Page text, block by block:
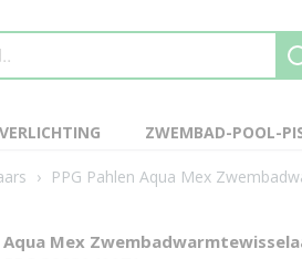
ZWEMBAD-POOL-
› PPG Pahlen Aqua Mex
Aqua Mex